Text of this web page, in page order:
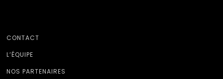
CONTACT
L’ÉQUIPE
NOS PARTENAIRES